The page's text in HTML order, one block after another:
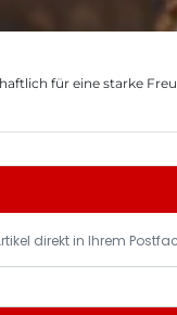
für eine starke
direkt in Ihrem